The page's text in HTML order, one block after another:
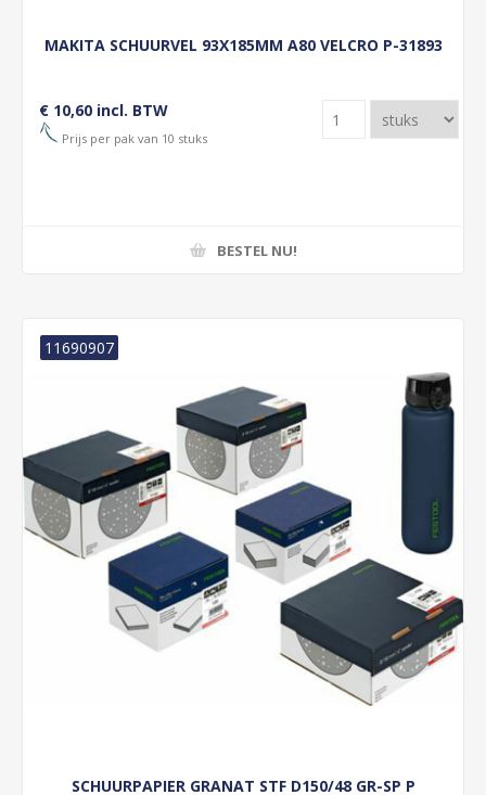
MAKITA SCHUURVEL 93X185MM A80 VELCRO P-31893
€ 10,60 incl. BTW
Prijs per pak van 10 stuks
BESTEL NU!
SCHUURPAPIER GRANAT STF D150/48 GR-SP P
11690907